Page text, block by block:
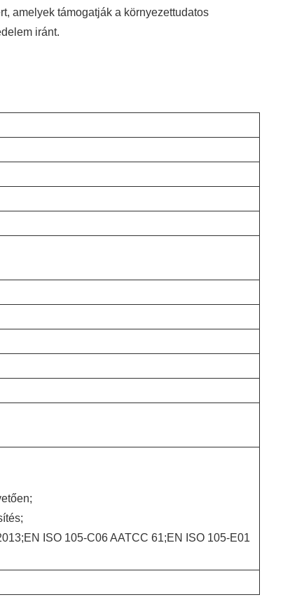
amelyek támogatják a környezettudatos
iránt.
ISO 105-C06 AATCC 61;EN ISO 105-E01